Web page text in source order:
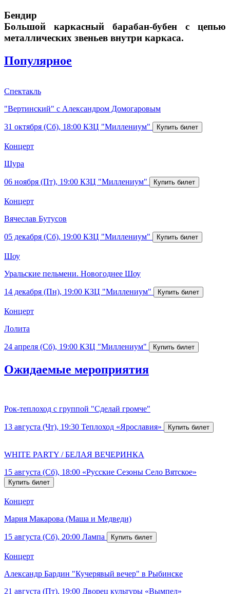
Бендир
Большой каркасный барабан-бубен с цепью
металлических звеньев внутри каркаса.
Популярное
Спектакль
"Вертинский" с Александром Домогаровым
31 октября (Сб), 18:00 КЗЦ "Миллениум"
Концерт
Шура
06 ноября (Пт), 19:00 КЗЦ "Миллениум"
Концерт
Вячеслав Бутусов
05 декабря (Сб), 19:00 КЗЦ "Миллениум"
Шоу
Уральские пельмени. Новогоднее Шоу
14 декабря (Пн), 19:00 КЗЦ "Миллениум"
Концерт
Лолита
24 апреля (Сб), 19:00 КЗЦ "Миллениум"
Ожидаемые мероприятия
Рок-теплоход с группой "Сделай громче"
13 августа (Чт), 19:30 Теплоход «Ярославия»
WHITE PARTY / БЕЛАЯ ВЕЧЕРИНКА
15 августа (Сб), 18:00 «Русские Сезоны Село Вятское»
Концерт
Мария Макарова (Маша и Медведи)
15 августа (Сб), 20:00 Лампа
Концерт
Александр Бардин "Кучерявый вечер" в Рыбинске
21 августа (Пт), 19:00 Дворец культуры «Вымпел»